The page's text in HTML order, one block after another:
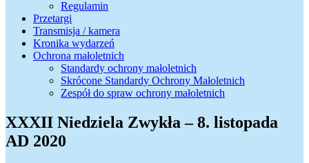
Regulamin
Przetargi
Transmisja / kamera
Kronika wydarzeń
Ochrona małoletnich
Standardy ochrony małoletnich
Skrócone Standardy Ochrony Małoletnich
Zespół do spraw ochrony małoletnich
XXXII Niedziela Zwykła – 8. listopada
AD 2020